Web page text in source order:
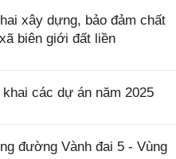
xây dựng, bảo đảm chất
biên giới đất liền
các dự án năm 2025
đường Vành đai 5 - Vùng